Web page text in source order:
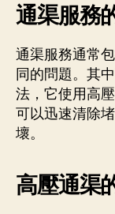
通渠服務
通渠服務通常
同的問題。其
法，它使用高
可以迅速清除
壞。
高壓通渠